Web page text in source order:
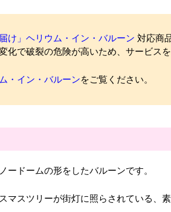
け」ヘリウム・イン・バルーン 対応商
化で破裂の危険が高いため、サービスを
・イン・バルーンをご覧ください。
ードームの形をしたバルーンです。
マスツリーが街灯に照らされている、素